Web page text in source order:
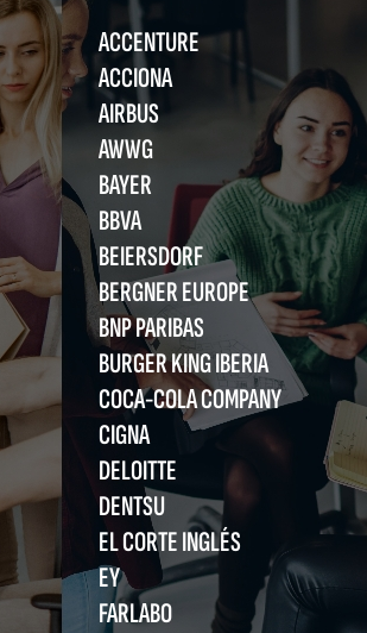
ACCENTURE
ACCIONA
AIRBUS
AWWG
BAYER
BBVA
BEIERSDORF
BERGNER EUROPE
BNP PARIBAS
BURGER KING IBERIA
COCA-COLA COMPANY
CIGNA
DELOITTE
DENTSU
EL CORTE INGLÉS
EY
FARLABO